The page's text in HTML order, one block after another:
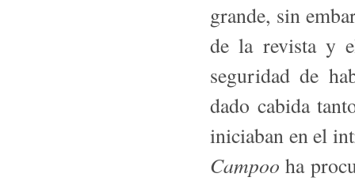
grande, sin
de la revista y
seguridad de
dado cabida
iniciaban en el
Campoo ha